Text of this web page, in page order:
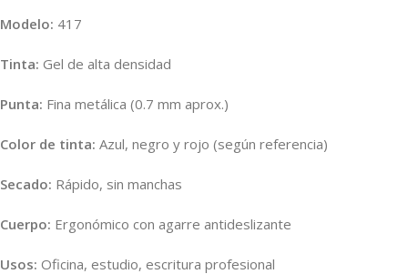
Modelo: 417
Tinta: Gel de alta densidad
Punta: Fina metálica (0.7 mm aprox.)
Color de tinta: Azul, negro y rojo (según referencia)
Secado: Rápido, sin manchas
Cuerpo: Ergonómico con agarre antideslizante
Usos: Oficina, estudio, escritura profesional